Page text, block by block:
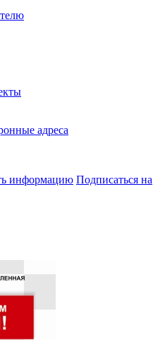
адреса
информацию Подписаться на